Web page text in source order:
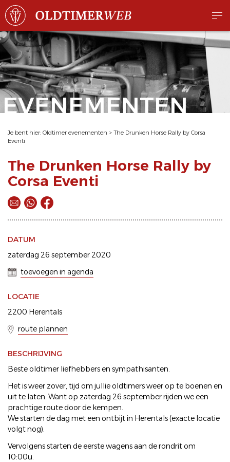
EVENEMENTEN
Je bent hier: Oldtimer evenementen > The Drunken Horse Rally by Corsa
Eventi
The Drunken Horse Rally by
Corsa Eventi
DATUM
zaterdag 26 september 2020
toevoegen in agenda
LOCATIE
2200 Herentals
route plannen
BESCHRIJVING
Beste oldtimer liefhebbers en sympathisanten.
Het is weer zover, tijd om jullie oldtimers weer op te boenen en
uit te laten. Want op zaterdag 26 september rijden we een
prachtige route door de kempen.
We starten de dag met een ontbijt in Herentals (exacte locatie
volgt nog).
Vervolgens starten de eerste wagens aan de rondrit om
10:00u.